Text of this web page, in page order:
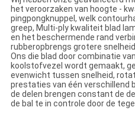
het veroorzaken van hoogte -
pingpongknuppel, welk
greep, Multi-ply kwaliteit blad
en het beschermende rand
rubberopbrengs grotere
Ons die blad door combinatie
koolstofvezel wordt gemaakt,
evenwicht tussen snelheid,
prestaties van één verschillend
de delen brengen constant de
de bal te in controle door de